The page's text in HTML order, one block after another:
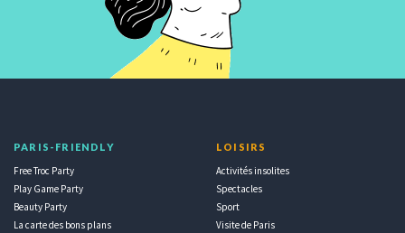
PARIS-FRIENDLY
Free Troc Party
Play Game Party
Beauty Party
La carte des bons plans
LOISIRS
Activités insolites
Spectacles
Sport
Visite de Paris